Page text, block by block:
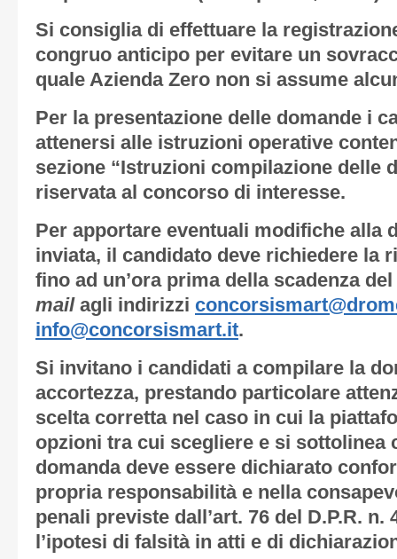
Si consiglia di effettuare la
congruo anticipo per evitare un
quale Azienda Zero non si assume
Per la presentazione delle domande i
attenersi alle istruzioni operative
sezione “Istruzioni compilazione delle
riservata al concorso di interesse.
Per apportare eventuali modifiche alla
inviata, il candidato deve richiedere la
fino ad un’ora prima della scadenza
mailagli indirizzi
info@concorsismart.it.
Si invitano i candidati a compilare la
accortezza, prestando particolare
scelta corretta nel caso in cui la
opzioni tra cui scegliere e si sottolinea
domanda deve essere dichiarato
propria responsabilità e nella
penali previste dall’art. 76 del D.P.R. n.
l’ipotesi di falsità in atti e di